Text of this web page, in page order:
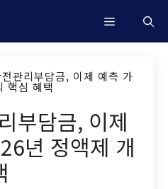
M
u
관리부담금, 이제 예측 가
핵심 혜택
부담금, 이제
년 정액제 개